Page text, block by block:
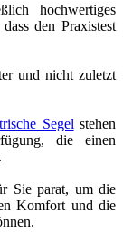
hochwertiges
dass den Praxistest
und nicht zuletzt
Segelstehen
die einen
Sie parat, um die
Komfort und die